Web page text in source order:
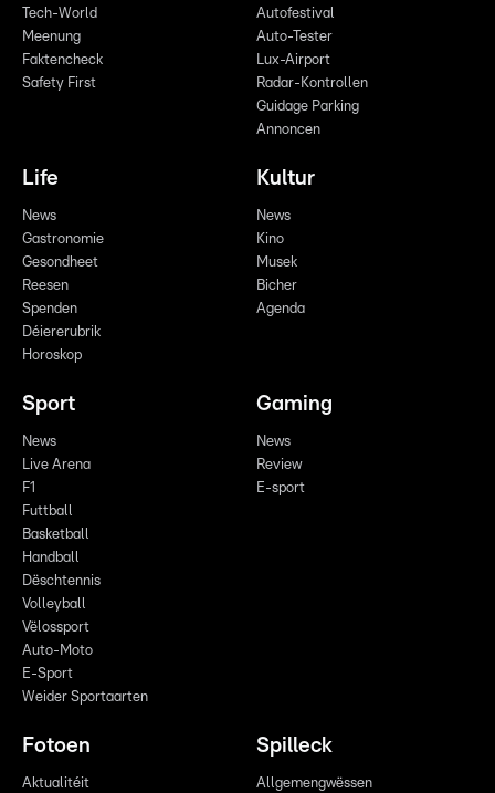
Tech-World
Meenung
Faktencheck
Safety First
Autofestival
Auto-Tester
Lux-Airport
Radar-Kontrollen
Guidage Parking
Annoncen
Life
News
Gastronomie
Gesondheet
Reesen
Spenden
Déiererubrik
Horoskop
Kultur
News
Kino
Musek
Bicher
Agenda
Sport
News
Live Arena
F1
Futtball
Basketball
Handball
Dëschtennis
Volleyball
Vëlossport
Auto-Moto
E-Sport
Weider Sportaarten
Gaming
News
Review
E-sport
Fotoen
Aktualitéit
Spilleck
Allgemengwëssen